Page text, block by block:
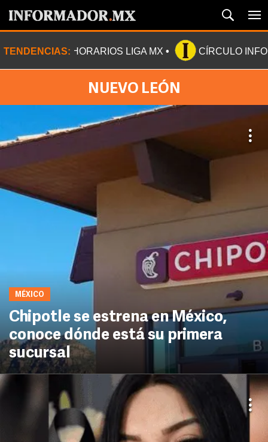
TENDENCIAS: HORARIOS LIGA MX CÍRCULO
NUEVO LEÓN
MÉXICO
Chipotle se estrena en México,
conoce dónde está su primera
sucursal